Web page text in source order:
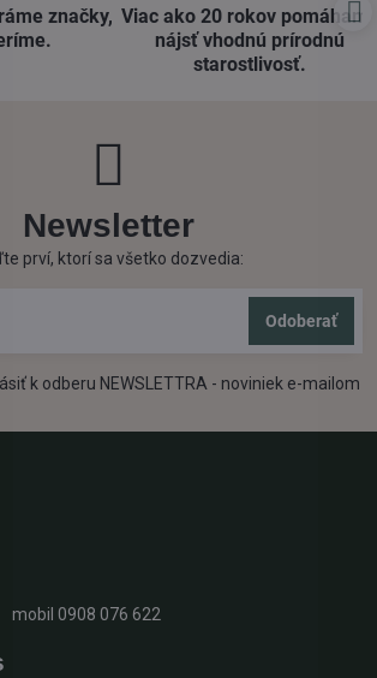
značky, Viac ako 20 rokov
nájsť vhodnú prírodnú
starostlivosť​.
Newsletter
prví, ktorí sa všetko dozvedia:
Odoberať
k odberu NEWSLETTRA - noviniek e-mailom
mobil 0908 076 622